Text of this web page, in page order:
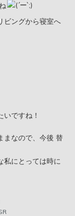
ビングから寝室へ
ですね！
まなので、今後 替
私にとっては時に